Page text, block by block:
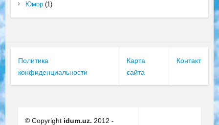
Юмор(1)
Политика
конфиденциальности
Карта
сайта
Контакт
© Copyright idum.uz. 2012 -